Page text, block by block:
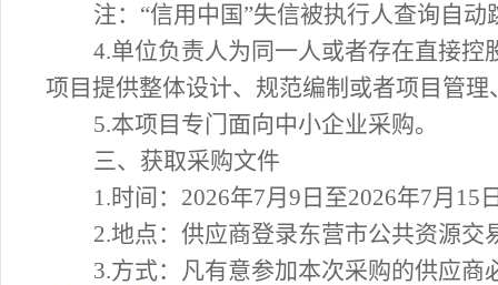
注： “信用中国”失信被执行人查询自
4.单位负责人为同一人或者存在直接
项目提供整体设计、规范编制或者项目管
5.本项目专门面向中小企业采购。
三、获取采购文件
1.时间： 2026年7月 9 日至2026年7月 15
2.地点： 供应商登录东营市公共资源交
3.方式：凡有意参加本次采购的供应